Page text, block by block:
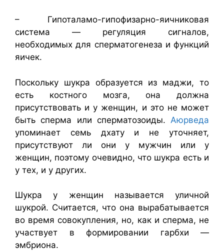
– Гипоталамо-гипофизарно-яичниковая
система — регуляция сигналов,
необходимых для сперматогенеза и функций
яичек.
Поскольку шукра образуется из маджи, то
есть костного мозга, она должна
присутствовать и у женщин, и это не может
быть сперма или сперматозоиды. Аюрведа
упоминает семь дхату и не уточняет,
присутствуют ли они у мужчин или у
женщин, поэтому очевидно, что шукра есть и
у тех, и у других.
Шукра у женщин называется уличной
шукрой. Считается, что она вырабатывается
во время совокупления, но, как и сперма, не
участвует в формировании гарбхи —
эмбриона.